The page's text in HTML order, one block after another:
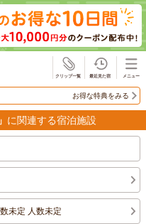
お得な特典をみる
に関連する宿泊施設
未定 人数未定